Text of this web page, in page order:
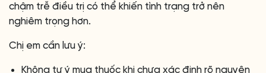
chậm trễ điều trị có thể khiến tình trạng trở nên
nghiêm trọng hơn.
Chị em cần lưu ý:
Không tự ý mua thuốc khi chưa xác định rõ nguyên